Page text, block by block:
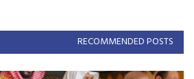
RECOMMENDED POSTS